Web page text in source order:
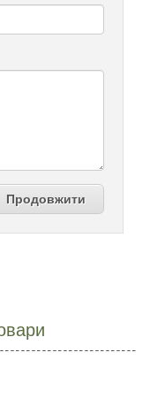
Продовжити